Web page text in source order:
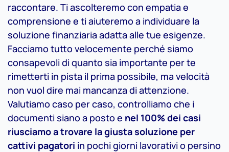
raccontare. Ti ascolteremo con empatia e
comprensione e ti aiuteremo a individuare la
soluzione finanziaria adatta alle tue esigenze.
Facciamo tutto velocemente perché siamo
consapevoli di quanto sia importante per te
rimetterti in pista il prima possibile, ma velocità
non vuol dire mai mancanza di attenzione.
Valutiamo caso per caso, controlliamo che i
documenti siano a posto e nel 100% dei casi
riusciamo a trovare la giusta soluzione per
cattivi pagatori in pochi giorni lavorativi o persino